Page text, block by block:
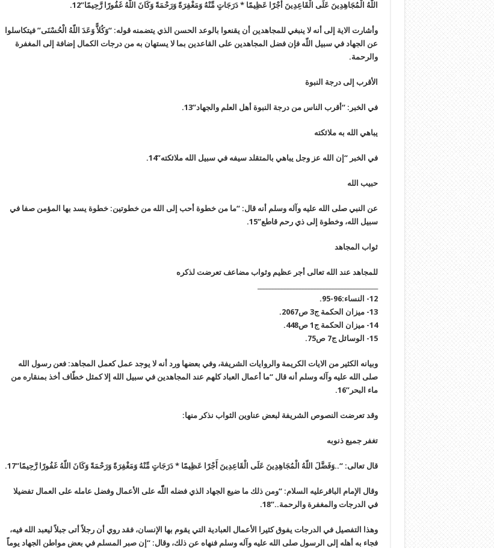
اللّهُ الْمُجَاهِدِينَ عَلَى الْقَاعِدِينَ أَجْرًا عَظِيمًا * دَرَجَاتٍ مِّنْهُ وَمَغْفِرَةً وَرَحْمَةً وَكَانَ اللّهُ غَفُورًا رَّحِيمًا”12.
وأشارت الاية إلى أنه لا ينبغي للمجاهدين أن يقنعوا بالوعد الحسن الذي يتضمنه قوله: “وَكُلاًّ وَعَدَ اللّهُ الْحُسْنَى” فيتكاسلوا
عن الجهاد في سبيل اللّه فإن فضل المجاهدين على القاعدين بما لا يستهان به من درجات الكمال إضافة إلى المغفرة
والرحمة.
الأقرب إلى درجة النبوة
في الخبر: “أقرب الناس من درجة النبوة أهل العلم والجهاد”13.
يباهي الله به ملائكته
في الخبر “إن الله عز وجل يباهي بالمتقلد سيفه في سبيل الله ملائكته”14.
حبيب الله
عن النبي صلى الله عليه وآله وسلم أنه قال: “ما من خطوة أحب إلى الله من خطوتين: خطوة يسد بها المؤمن صفا في
سبيل الله، وخطوة إلى ذي رحم قاطع”15.
ثواب المجاهد
للمجاهد عند الله تعالى أجر عظيم وثواب مضاعف تعرضت لذكره
12- النساء:96-95.
13- ميزان الحكمة ج‏3 ص‏2067.
14- ميزان الحكمة ج‏1 ص‏448.
15- الوسائل ج‏7 ص‏75.
وبيانه الكثير من الايات الكريمة والروايات الشريفة، وفي بعضها ورد أنه لا يوجد عمل كعمل المجاهد: فعن رسول الله
صلى الله عليه وآله وسلم أنه قال “ما أعمال العباد كلهم عند المجاهدين في سبيل الله إلا كمثل خطّاف أخذ بمنقاره من
ماء البحر”16.
وقد تعرضت النصوص الشريفة لبعض عناوين الثواب نذكر منها:
تغفر جميع ذنوبه
قال تعالى: “..وَفَضَّلَ اللّهُ الْمُجَاهِدِينَ عَلَى الْقَاعِدِينَ أَجْرًا عَظِيمًا * دَرَجَاتٍ مِّنْهُ وَمَغْفِرَةً وَرَحْمَةً وَكَانَ اللّهُ غَفُورًا رَّحِيمًا”17.
وقال الإمام الباقرعليه السلام: “ومن ذلك ما ضيع الجهاد الذي فضله اللّّه على الأعمال وفضل عامله على العمال تفضيلا
في الدرجات والمغفرة والرحمة..”18.
وهذا التفصيل في الدرجات يفوق كثيرا الأعمال العبادية التي يقوم بها الإنسان، فقد روي أن رجلاً أتى جبلاً ليعبد الله فيه،
فجاء به أهله إلى الرسول صلى الله عليه وآله وسلم فنهاه عن ذلك، وقال: “إن صبر المسلم في بعض مواطن الجهاد يوماً